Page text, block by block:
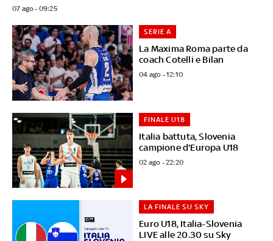
07 ago - 09:25
La Maxima Roma parte da
coach Cotelli e Bilan
SERIE A
04 ago - 12:10
Italia battuta, Slovenia
campione d'Europa U18
FINALE U18
02 ago - 22:20
Euro U18, Italia-Slovenia
LIVE alle 20.30 su Sky
LA FINALE SU SKY